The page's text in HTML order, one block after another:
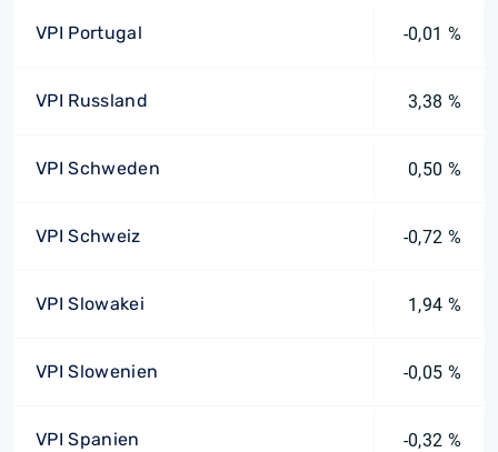
VPI Portugal -0,01 %
VPI Russland 3,38 %
VPI Schweden 0,50 %
VPI Schweiz -0,72 %
VPI Slowakei 1,94 %
VPI Slowenien -0,05 %
VPI Spanien -0,32 %